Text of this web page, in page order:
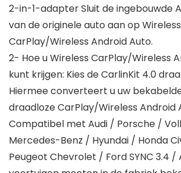
2-in-1-adapter Sluit de ingebouwde
van de originele auto aan op Wireless
CarPlay/Wireless Android Auto.
2- Hoe u Wireless CarPlay/Wireless
kunt krijgen: Kies de CarlinKit 4.0
Hiermee converteert u uw
draadloze CarPlay/Wireless Android
Compatibel met Audi / Porsche /
Mercedes-Benz / Hyundai / Honda
Peugeot Chevrolet / Ford SYNC 3.4 /